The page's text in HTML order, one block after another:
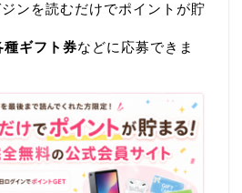
ンを読むだけでポイントが貯
ギフト券などに応募できま